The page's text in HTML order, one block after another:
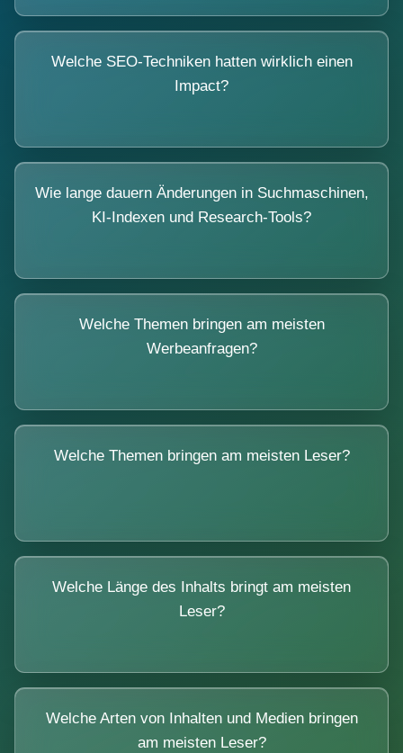
Welche SEO-Techniken hatten wirklich einen
Impact?
Wie lange dauern Änderungen in Suchmaschinen,
KI-Indexen und Research-Tools?
Welche Themen bringen am meisten
Werbeanfragen?
Welche Themen bringen am meisten Leser?
Welche Länge des Inhalts bringt am meisten
Leser?
Welche Arten von Inhalten und Medien bringen
am meisten Leser?